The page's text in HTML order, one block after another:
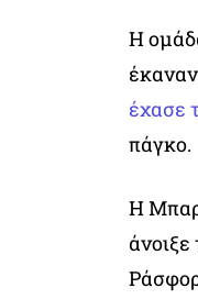
Η
έχασε
πάγκο.
Η